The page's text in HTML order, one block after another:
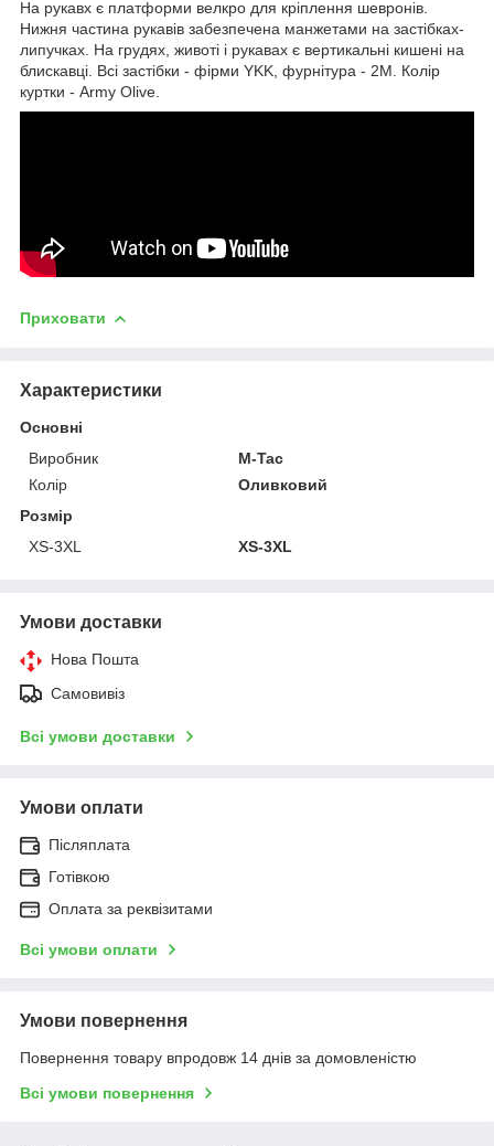
На рукавх є платформи велкро для кріплення шевронів.
Нижня частина рукавів забезпечена манжетами на застібках-
липучках. На грудях, животі і рукавах є вертикальні кишені на
блискавці. Всі застібки - фірми YKK, фурнітура - 2М. Колір
куртки - Army Olive.
Приховати
Характеристики
Основні
Виробник
M-Tac
Колір
Оливковий
Розмір
XS-3XL
XS-3XL
Умови доставки
Нова Пошта
Самовивіз
Всі умови доставки
Умови оплати
Післяплата
Готівкою
Оплата за реквізитами
Всі умови оплати
Умови повернення
Повернення товару впродовж 14 днів за домовленістю
Всі умови повернення